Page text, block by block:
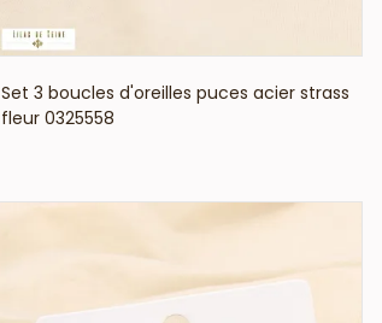
VOIR LE PRIX
Set 3 boucles d'oreilles puces acier strass
fleur 0325558